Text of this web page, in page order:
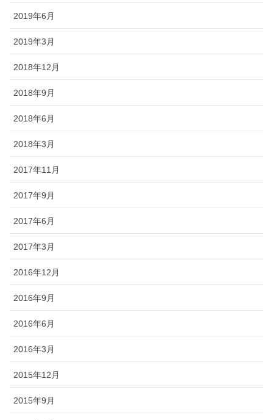
2019年6月
2019年3月
2018年12月
2018年9月
2018年6月
2018年3月
2017年11月
2017年9月
2017年6月
2017年3月
2016年12月
2016年9月
2016年6月
2016年3月
2015年12月
2015年9月